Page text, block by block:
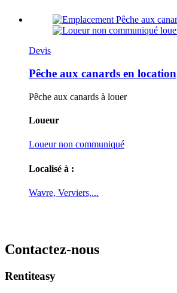
Devis
Pêche aux canards en location
Pêche aux canards à louer
Loueur
Loueur non communiqué
Localisé à :
Wavre, Verviers,...
Contactez-nous
Rentiteasy